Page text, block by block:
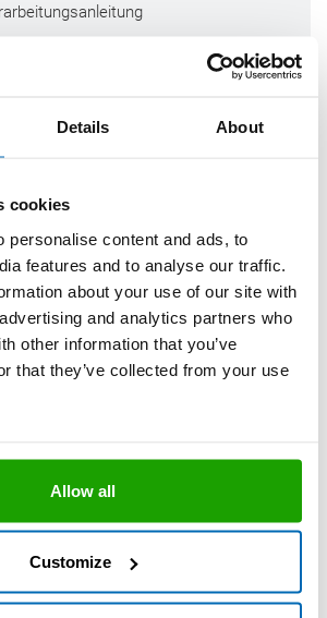
Details About
cookies
personalise content and ads, to
features and to analyse our traffic.
about your use of our site with
and analytics partners who
other information that you’ve
that they’ve collected from your use
Allow all
Customize
290 ml Kartusche